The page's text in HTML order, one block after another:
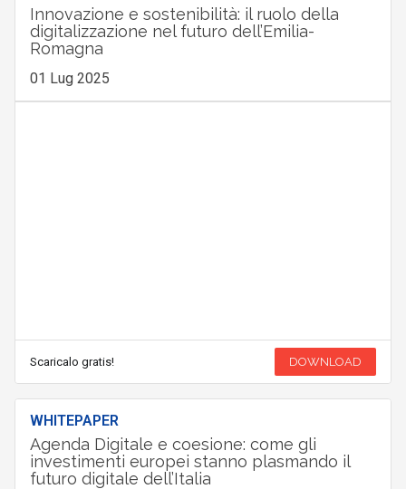
Innovazione e sostenibilità: il ruolo della
digitalizzazione nel futuro dell’Emilia-
Romagna
01 Lug 2025
Scaricalo gratis! DOWNLOAD
WHITEPAPER
Agenda Digitale e coesione: come gli
investimenti europei stanno plasmando il
futuro digitale dell’Italia